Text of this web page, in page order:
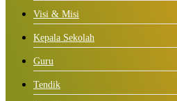
Visi & Misi
Kepala Sekolah
Guru
Tendik